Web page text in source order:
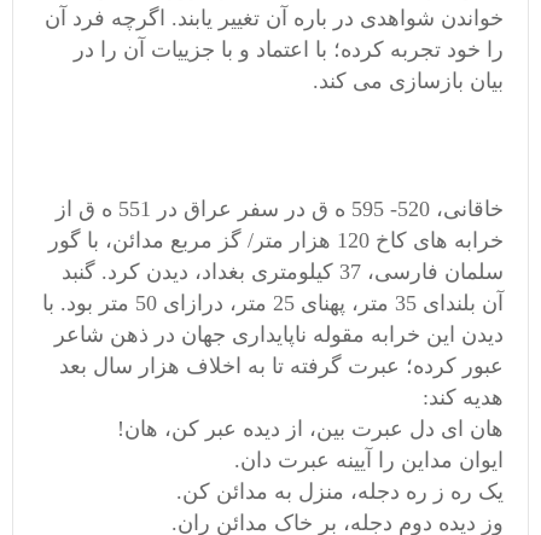
خواندن شواهدی در باره آن تغییر یابند. اگرچه فرد آن
را خود تجربه کرده؛ با اعتماد و با جزییات آن را در
بیان بازسازی می کند.
خاقانی، 520- 595 ه ق در سفر عراق در 551 ه ق از
خرابه های کاخ 120 هزار متر/ گز مربع مدائن، با گور
سلمان فارسی، 37 کیلومتری بغداد، دیدن کرد. گنبد
آن بلندای 35 متر، پهنای 25 متر، درازای 50 متر بود. با
دیدن این خرابه مقوله ناپایداری جهان در ذهن شاعر
عبور کرده؛ عبرت گرفته تا به اخلاف هزار سال بعد
هدیه کند:
هان ای دل عبرت بین، از دیده عبر کن، هان!
ایوان مداین را آیینه عبرت دان.
یک ره ز ره دجله، منزل به مدائن کن.
وز دیده دوم دجله، بر خاک مدائن ران.